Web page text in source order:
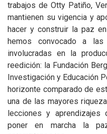
trabajos de Otty Patiño,
mantienen su vigencia y
hacer y construir la paz
hemos convocado a
involucradas en la
reedición: la Fundación
Investigación y Educación
horizonte comparado de
una de las mayores
lecciones y
poner en marcha la